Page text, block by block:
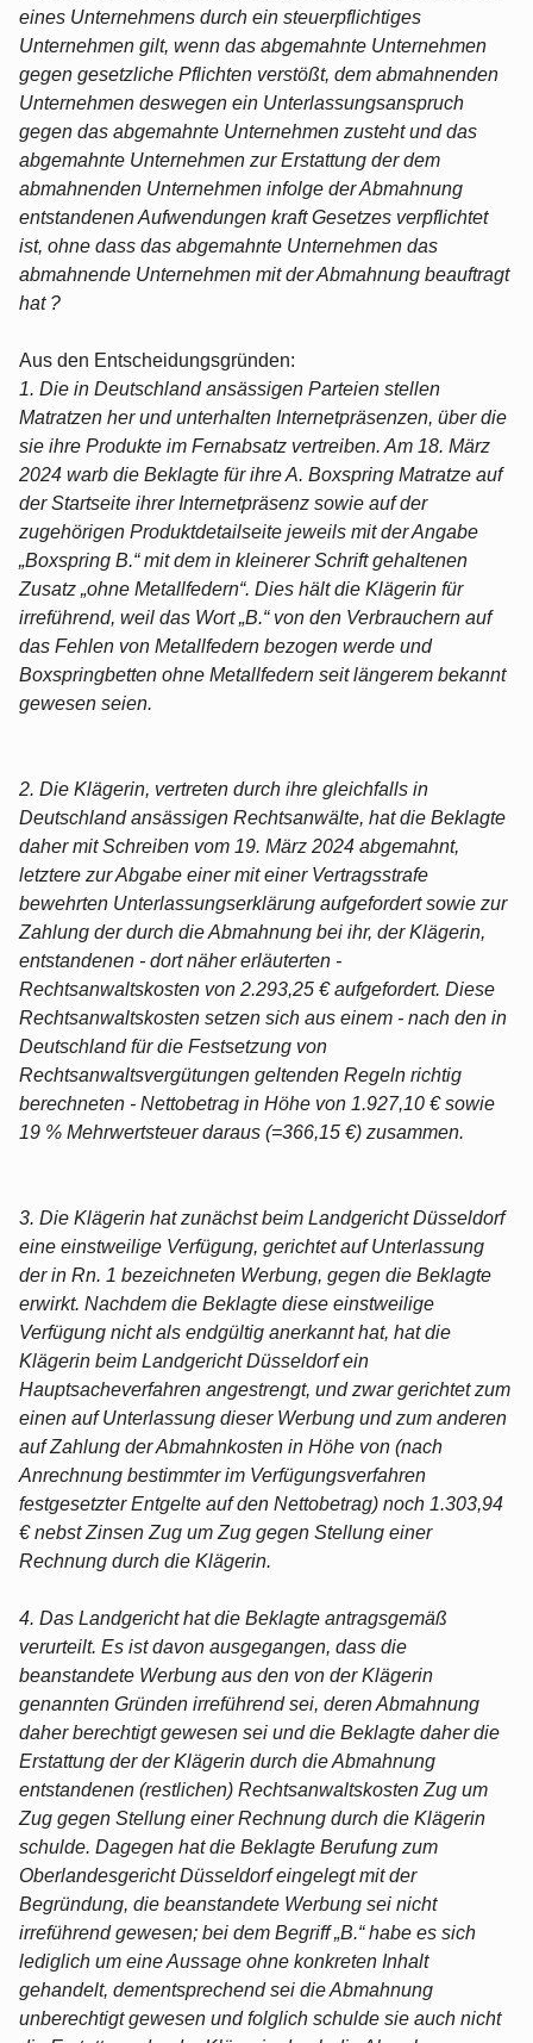
eines Unternehmens durch ein steuerpflichtiges
Unternehmen gilt, wenn das abgemahnte Unternehmen
gegen gesetzliche Pflichten verstößt, dem abmahnenden
Unternehmen deswegen ein Unterlassungsanspruch
gegen das abgemahnte Unternehmen zusteht und das
abgemahnte Unternehmen zur Erstattung der dem
abmahnenden Unternehmen infolge der Abmahnung
entstandenen Aufwendungen kraft Gesetzes verpflichtet
ist, ohne dass das abgemahnte Unternehmen das
abmahnende Unternehmen mit der Abmahnung beauftragt
hat ?
Aus den Entscheidungsgründen:
1. Die in Deutschland ansässigen Parteien stellen
Matratzen her und unterhalten Internetpräsenzen, über die
sie ihre Produkte im Fernabsatz vertreiben. Am 18. März
2024 warb die Beklagte für ihre A. Boxspring Matratze auf
der Startseite ihrer Internetpräsenz sowie auf der
zugehörigen Produktdetailseite jeweils mit der Angabe
„Boxspring B.“ mit dem in kleinerer Schrift gehaltenen
Zusatz „ohne Metallfedern“. Dies hält die Klägerin für
irreführend, weil das Wort „B.“ von den Verbrauchern auf
das Fehlen von Metallfedern bezogen werde und
Boxspringbetten ohne Metallfedern seit längerem bekannt
gewesen seien.
2. Die Klägerin, vertreten durch ihre gleichfalls in
Deutschland ansässigen Rechtsanwälte, hat die Beklagte
daher mit Schreiben vom 19. März 2024 abgemahnt,
letztere zur Abgabe einer mit einer Vertragsstrafe
bewehrten Unterlassungserklärung aufgefordert sowie zur
Zahlung der durch die Abmahnung bei ihr, der Klägerin,
entstandenen - dort näher erläuterten -
Rechtsanwaltskosten von 2.293,25 € aufgefordert. Diese
Rechtsanwaltskosten setzen sich aus einem - nach den in
Deutschland für die Festsetzung von
Rechtsanwaltsvergütungen geltenden Regeln richtig
berechneten - Nettobetrag in Höhe von 1.927,10 € sowie
19 % Mehrwertsteuer daraus (=366,15 €) zusammen.
3. Die Klägerin hat zunächst beim Landgericht Düsseldorf
eine einstweilige Verfügung, gerichtet auf Unterlassung
der in Rn. 1 bezeichneten Werbung, gegen die Beklagte
erwirkt. Nachdem die Beklagte diese einstweilige
Verfügung nicht als endgültig anerkannt hat, hat die
Klägerin beim Landgericht Düsseldorf ein
Hauptsacheverfahren angestrengt, und zwar gerichtet zum
einen auf Unterlassung dieser Werbung und zum anderen
auf Zahlung der Abmahnkosten in Höhe von (nach
Anrechnung bestimmter im Verfügungsverfahren
festgesetzter Entgelte auf den Nettobetrag) noch 1.303,94
€ nebst Zinsen Zug um Zug gegen Stellung einer
Rechnung durch die Klägerin.
4. Das Landgericht hat die Beklagte antragsgemäß
verurteilt. Es ist davon ausgegangen, dass die
beanstandete Werbung aus den von der Klägerin
genannten Gründen irreführend sei, deren Abmahnung
daher berechtigt gewesen sei und die Beklagte daher die
Erstattung der der Klägerin durch die Abmahnung
entstandenen (restlichen) Rechtsanwaltskosten Zug um
Zug gegen Stellung einer Rechnung durch die Klägerin
schulde. Dagegen hat die Beklagte Berufung zum
Oberlandesgericht Düsseldorf eingelegt mit der
Begründung, die beanstandete Werbung sei nicht
irreführend gewesen; bei dem Begriff „B.“ habe es sich
lediglich um eine Aussage ohne konkreten Inhalt
gehandelt, dementsprechend sei die Abmahnung
unberechtigt gewesen und folglich schulde sie auch nicht